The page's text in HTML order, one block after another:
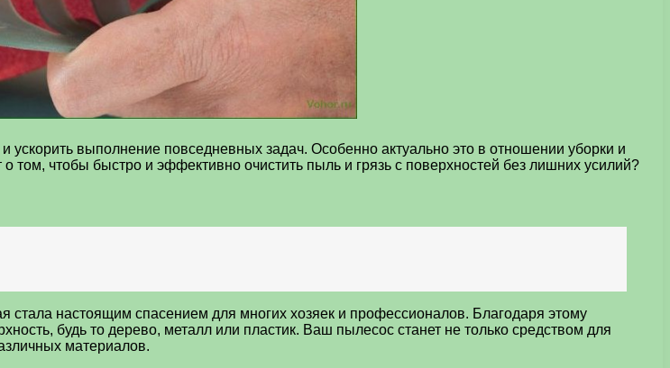
выполнение повседневных задач. Особенно актуально это в отношении уборки и
том, чтобы быстро и эффективно очистить пыль и грязь с поверхностей без лишних усилий?
настоящим спасением для многих хозяек и профессионалов. Благодаря этому
будь то дерево, металл или пластик. Ваш пылесос станет не только средством для
материалов.